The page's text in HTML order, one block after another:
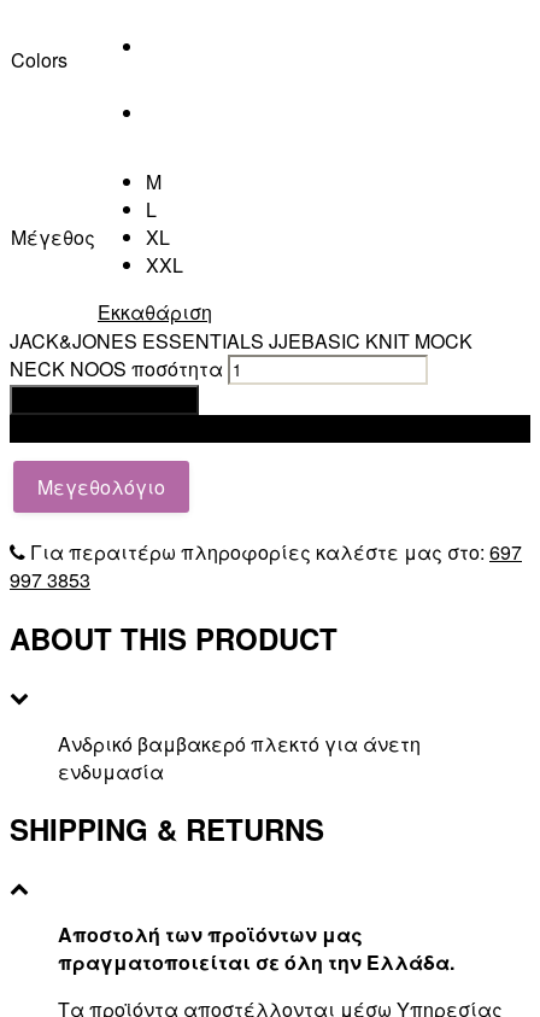
Colors
Μέγεθος
M
L
XL
XXL
Εκκαθάριση
JACK&JONES ESSENTIALS JJEBASIC KNIT MOCK
NECK NOOS ποσότητα
Μεγεθολόγιο
Για περαιτέρω πληροφορίες καλέστε μας στο: 697
997 3853
ABOUT THIS PRODUCT
Ανδρικό βαμβακερό πλεκτό για άνετη
ενδυμασία
SHIPPING & RETURNS
Αποστολή των προϊόντων μας
πραγματοποιείται σε όλη την Ελλάδα.
Τα προϊόντα αποστέλλονται μέσω Υπηρεσίας